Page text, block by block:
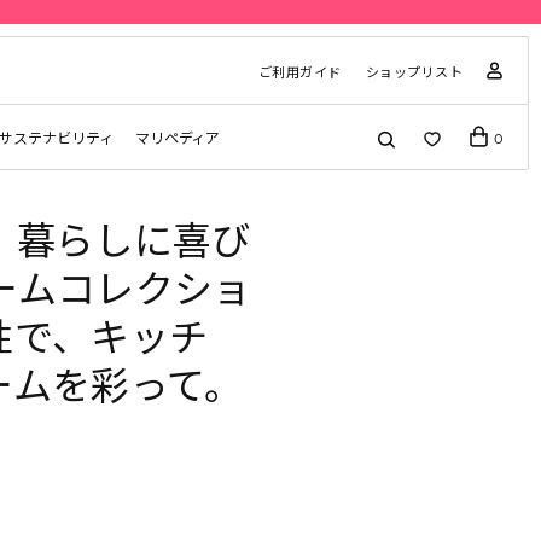
ご利用ガイド ショップリスト
サステナビリティ マリペディア 0
暮らしに喜び
コレクショ
、キッチ
を彩って。